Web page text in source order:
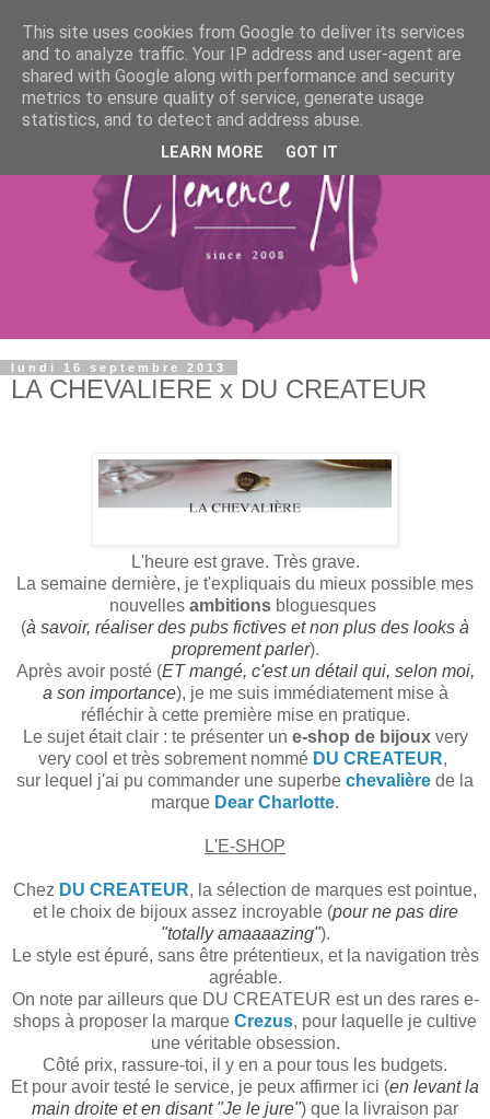
lundi 16 septembre 2013
LA CHEVALIERE x DU CREATEUR
L'heure est grave. Très grave.
La semaine dernière, je t'expliquais du mieux possible mes
nouvelles ambitions bloguesques
(à savoir, réaliser des pubs fictives et non plus des looks à
proprement parler).
Après avoir posté (ET mangé, c'est un détail qui, selon moi,
a son importance), je me suis immédiatement mise à
réfléchir à cette première mise en pratique.
Le sujet était clair : te présenter un e-shop de bijouxvery
very cool et très sobrement nommé DU CREATEUR,
sur lequel j'ai pu commander une superbe chevalière de la
marque Dear Charlotte.
L'E-SHOP
Chez DU CREATEUR, la sélection de marques est pointue,
et le choix de bijoux assez incroyable (pour ne pas dire
"totally amaaaazing").
Le style est épuré, sans être prétentieux, et la navigation très
agréable.
On note par ailleurs que DU CREATEUR est un des rares e-
shops à proposer la marque Crezus, pour laquelle je cultive
une véritable obsession.
Côté prix, rassure-toi, il y en a pour tous les budgets.
Et pour avoir testé le service, je peux affirmer ici (en levant la
main droite et en disant "Je le jure") que la livraison par
This site uses cookies from Google to deliver its services
and to analyze traffic. Your IP address and user-agent are
shared with Google along with performance and security
metrics to ensure quality of service, generate usage
statistics, and to detect and address abuse.
LEARN MORE GOT IT